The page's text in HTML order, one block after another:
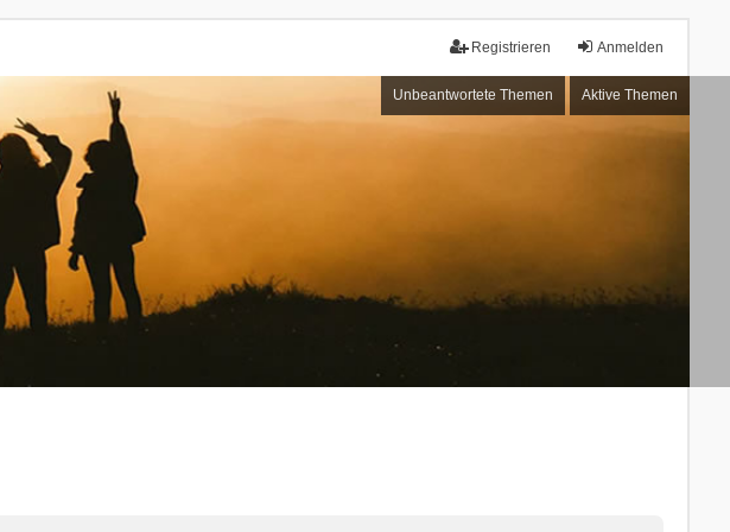
Anmelden
Registrieren
Unbeantwortete Themen Aktive Themen